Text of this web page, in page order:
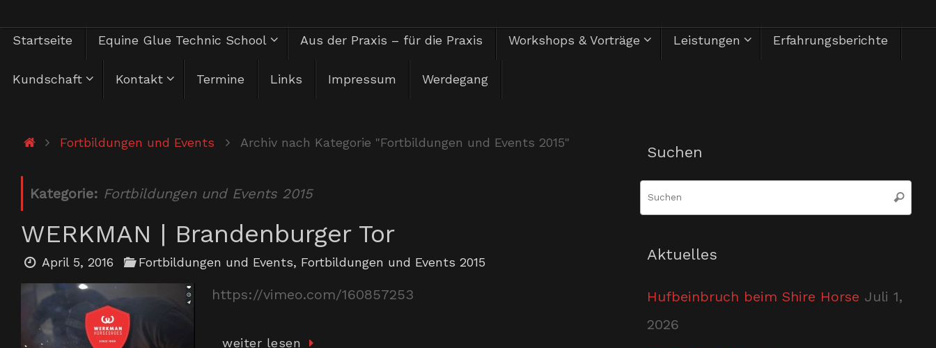
Zum
Herzlich Willkommen
Zum
InhaltStartseite Equine Glue Technic School Aus der Praxis – für die Praxis Workshops & Vorträge Leistungen Erfahrungsberichte
Kundschaft Kontakt Termine Links Impressum Werdegang
StartFortbildungen und Events Archiv nach Kategorie "Fortbildungen und Events 2015"
Kategorie: Fortbildungen und Events 2015
WERKMAN | Brandenburger Tor
April 5, 2016 Fortbildungen und Events, Fortbildungen und Events 2015
https://vimeo.com/160857253
weiter lesen
Suchen
Suchen
Aktuelles
Hufbeinbruch beim Shire Horse Juli 1,
2026